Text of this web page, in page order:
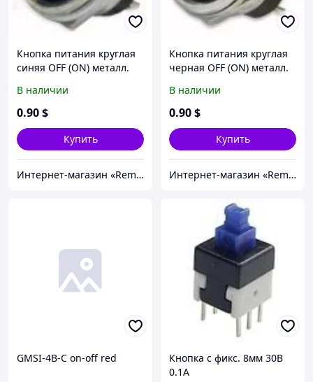
Кнопка питания круглая
синяя OFF (ON) металл.
В наличии
0.90$
Купить
Интернет-магазин «Rem-elektronik»
Кнопка питания круглая
черная OFF (ON) металл.
В наличии
0.90$
Купить
Интернет-магазин «Rem-elektronik»
GMSI-4B-C on-off red
Кнопка с фикс. 8мм 30В
0.1A